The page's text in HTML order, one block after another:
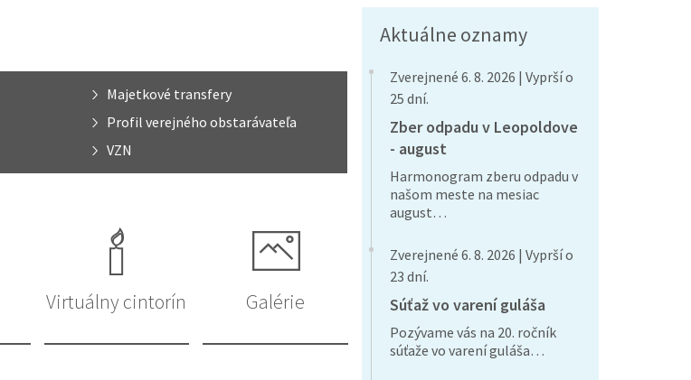
Majetkové transfery
Profil verejného obstarávateľa
VZN
Virtuálny cintorín Galérie
Aktuálne oznamy
Zverejnené 6. 8. 2026 | Vyprší o
25 dní.
Zber odpadu v Leopoldove
- august
Harmonogram zberu odpadu v
našom meste na mesiac
august…
Zverejnené 6. 8. 2026 | Vyprší o
23 dní.
Súťaž vo varení guláša
Pozývame vás na 20. ročník
súťaže vo varení guláša…